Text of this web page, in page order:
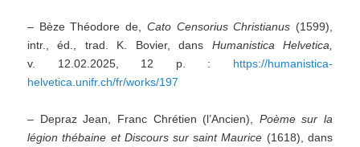
– Bèze Théodore de, Cato Censorius Christianus (1599),
intr., éd., trad. K. Bovier, dans Humanistica Helvetica,
v. 12.02.2025, 12 p. : https://humanistica-
helvetica.unifr.ch/fr/works/197
– Depraz Jean, Franc Chrétien (l’Ancien), Poème sur la
légion thébaine et Discours sur saint Maurice (1618), dans